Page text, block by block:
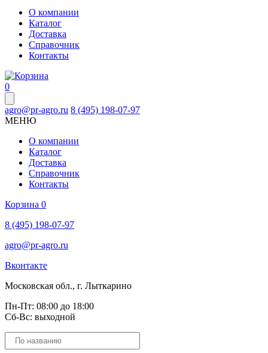
О компании
Каталог
Доставка
Справочник
Контакты
0
agro@pr-agro.ru 8 (495) 198-07-97
МЕНЮ
О компании
Каталог
Доставка
Справочник
Контакты
Корзина 0
8 (495) 198-07-97
agro@pr-agro.ru
Вконтакте
Московская обл., г. Лыткарино
Пн-Пт: 08:00 до 18:00
Сб-Вс: выходной
Поиск
товаров